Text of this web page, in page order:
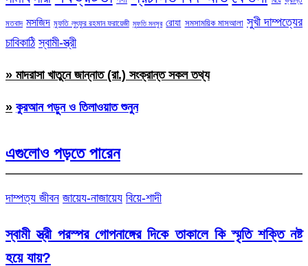
মতবাদ মসজিদ মুফতি লুৎফুর রহমান ফরায়েজী মুফতি মনসুর রোযা সমসাময়িক মাসআলা সুখী দাম্পত্যের
চাবিকাঠি স্বামী-স্ত্রী
» মাদরাসা খাতুনে জান্নাত (রা.) সংক্রান্ত সকল তথ্য
» কুরআন পড়ুন ও তিলাওয়াত শুনুন
এগুলোও পড়তে পারেন
দাম্পত্য জীবন জায়েয-নাজায়েয বিয়ে-শাদী
স্বামী স্ত্রী পরস্পর গোপনাঙ্গের দিকে তাকালে কি স্মৃতি শক্তি নষ্ট
হয়ে যায়?